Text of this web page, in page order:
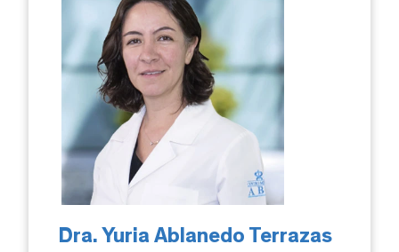
Dra. Yuria Ablanedo Terrazas